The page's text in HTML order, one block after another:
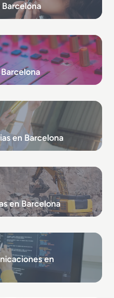
Barcelona
en Barcelona
en Barcelona
en